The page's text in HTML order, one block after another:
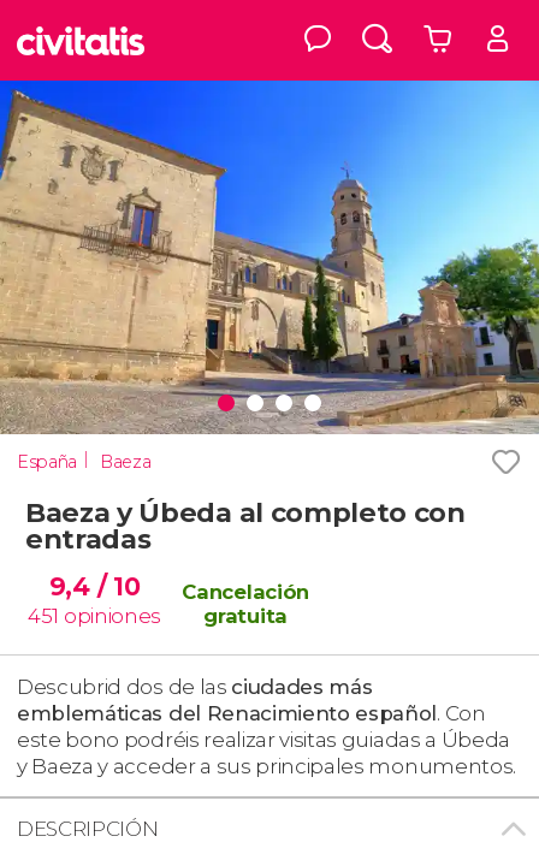
España Baeza
Baeza y Úbeda al completo con
entradas
9,4 / 10
451 opiniones
Cancelación
gratuita
Descubrid dos de las ciudades más
emblemáticas del Renacimiento español. Con
este bono podréis realizar visitas guiadas a Úbeda
y Baeza y acceder a sus principales monumentos.
DESCRIPCIÓN